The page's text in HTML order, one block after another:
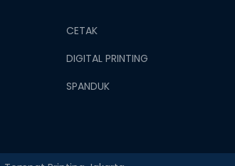
CETAK
DIGITAL PRINTING
SPANDUK